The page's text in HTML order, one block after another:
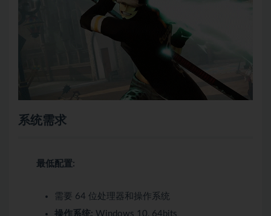
系统需求
最低配置:
需要 64 位处理器和操作系统
操作系统: Windows 10, 64bits